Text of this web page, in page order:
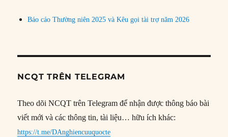
Báo cáo Thường niên 2025 và Kêu gọi tài trợ năm 2026
NCQT TRÊN TELEGRAM
Theo dõi NCQT trên Telegram để nhận được thông báo bài
viết mới và các thông tin, tài liệu… hữu ích khác:
https://t.me/DAnghiencuuquocte